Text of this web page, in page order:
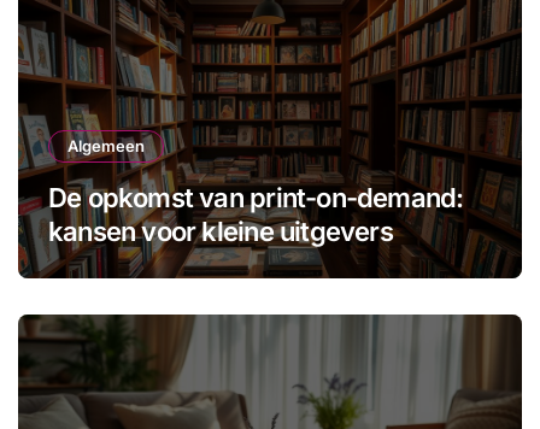
Algemeen
De opkomst van print-on-demand:
kansen voor kleine uitgevers